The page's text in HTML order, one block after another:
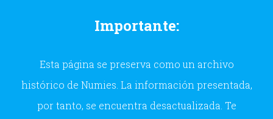
Importante:
Esta página se preserva como un archivo
histórico de Numies. La información presentada,
por tanto, se encuentra desactualizada. Te